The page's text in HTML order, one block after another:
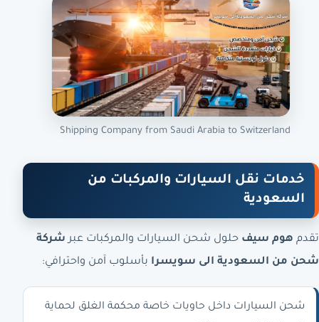
Shipping Company from Saudi Arabia to Switzerland
خدمات نقل السيارات والمركبات من
السعودية
تقدم هوم سيف حلول شحن السيارات والمركبات عبر شركة
شحن من السعودية الى سويسرا بأسلوب آمن واحترافي:
شحن السيارات داخل حاويات خاصة محكمة الغلق لحماية